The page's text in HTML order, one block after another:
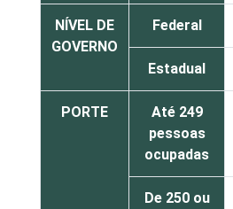
NÍVEL DE
GOVERNO
Federal
Estadual
PORTE
Até 249
pessoas
ocupadas
De 250 ou